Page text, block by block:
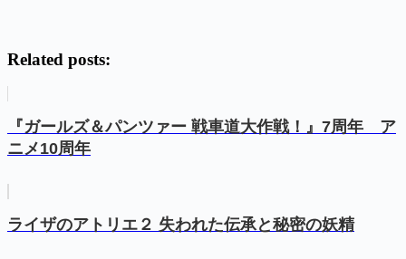
Related posts:
『ガールズ＆パンツァー 戦車道大作戦！』7周年 ア
ニメ10周年
ライザのアトリエ２ 失われた伝承と秘密の妖精